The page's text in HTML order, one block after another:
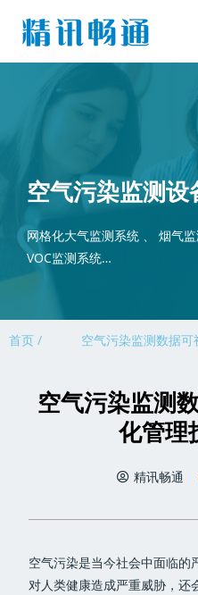
空气污染监测设
网格化大气监测系统 、 烟气
VOC监测系统…
首页 / 空气污染监测数据
空气污染监测
化管理
精讯畅通
空气污染是当今社会中面临的
对人类健康造成严重威胁，还